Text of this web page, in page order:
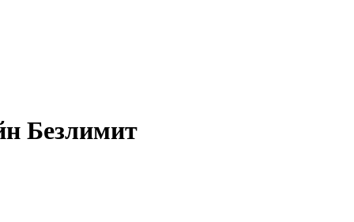
Безлимит